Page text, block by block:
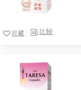
比较
收藏